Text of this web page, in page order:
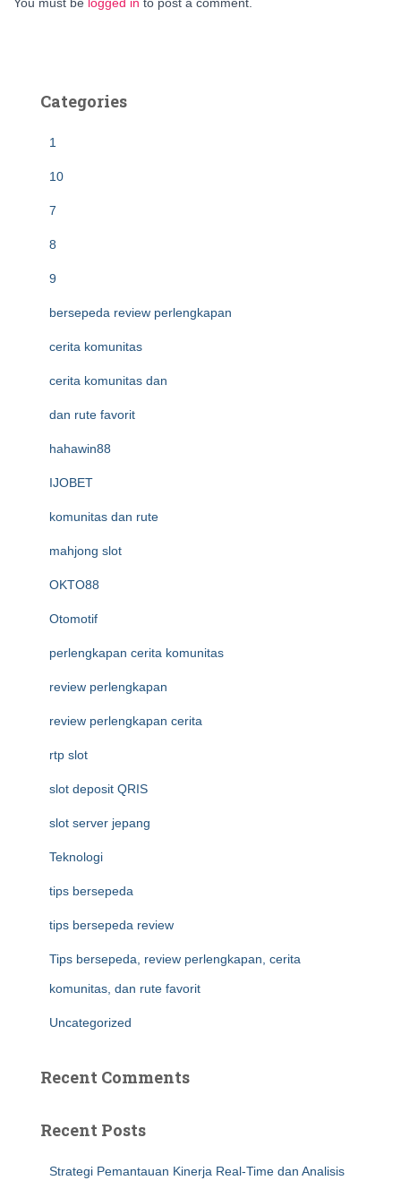
Categories
1
10
7
8
9
bersepeda review perlengkapan
cerita komunitas
cerita komunitas dan
dan rute favorit
hahawin88
IJOBET
komunitas dan rute
mahjong slot
OKTO88
Otomotif
perlengkapan cerita komunitas
review perlengkapan
review perlengkapan cerita
rtp slot
slot deposit QRIS
slot server jepang
Teknologi
tips bersepeda
tips bersepeda review
Tips bersepeda, review perlengkapan, cerita
komunitas, dan rute favorit
Uncategorized
Recent Comments
Recent Posts
Strategi Pemantauan Kinerja Real-Time dan Analisis